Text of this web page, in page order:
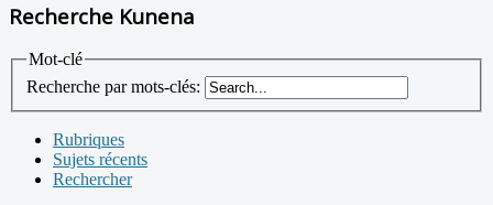
Recherche Kunena
Mot-clé
Recherche par mots-clés:
Rubriques
Sujets récents
Rechercher